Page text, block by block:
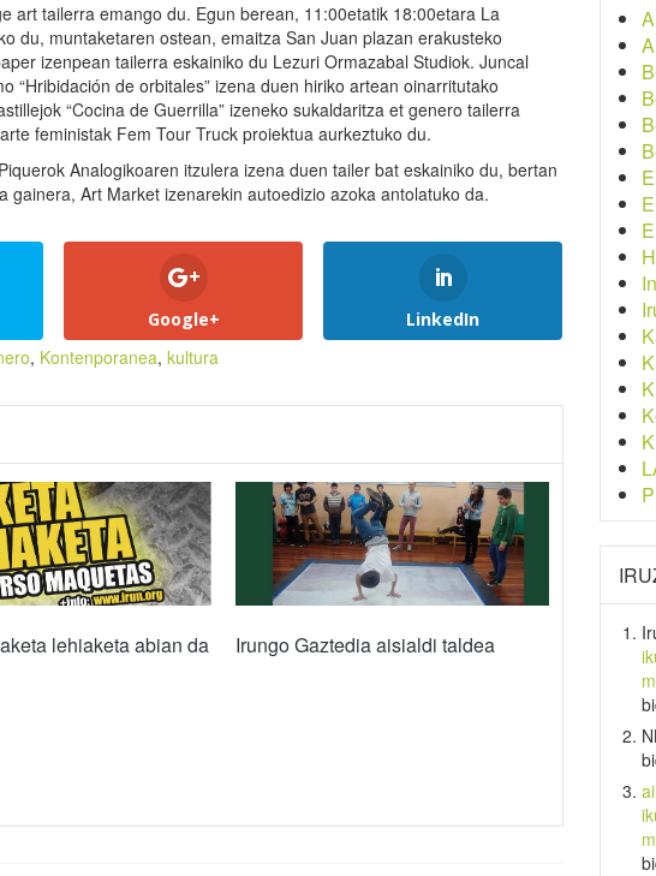
art tailerra emango du. Egun berean, 11:00etatik 18:00etara La
du, muntaketaren ostean, emaitza San Juan plazan erakusteko
izenpean tailerra eskainiko du Lezuri Ormazabal Studiok. Juncal
“Hribidación de orbitales” izena duen hiriko artean oinarritutako
“Cocina de Guerrilla” izeneko sukaldaritza et genero tailerra
feministak Fem Tour Truck proiektua aurkeztuko du.
Analogikoaren itzulera izena duen tailer bat eskainiko du, bertan
Art Market izenarekin autoedizio azoka antolatuko da.
Google+ LinkedIn
, Kontenporanea, kultura
lehiaketa abian da Irungo Gaztedia aisialdi taldea